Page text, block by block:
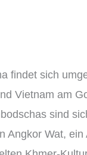
findet sich
Vietnam am
sind
Angkor Wat,